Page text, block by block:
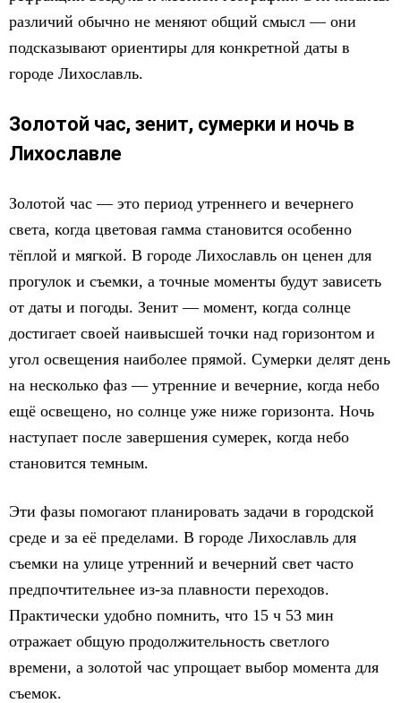
различий обычно не меняют общий смысл — они
подсказывают ориентиры для конкретной даты в
городе Лихославль.
Золотой час, зенит, сумерки и ночь в
Лихославле
Золотой час — это период утреннего и вечернего
света, когда цветовая гамма становится особенно
тёплой и мягкой. В городе Лихославль он ценен для
прогулок и съемки, а точные моменты будут зависеть
от даты и погоды. Зенит — момент, когда солнце
достигает своей наивысшей точки над горизонтом и
угол освещения наиболее прямой. Сумерки делят день
на несколько фаз — утренние и вечерние, когда небо
ещё освещено, но солнце уже ниже горизонта. Ночь
наступает после завершения сумерек, когда небо
становится темным.
Эти фазы помогают планировать задачи в городской
среде и за её пределами. В городе Лихославль для
съемки на улице утренний и вечерний свет часто
предпочтительнее из-за плавности переходов.
Практически удобно помнить, что 15 ч 53 мин
отражает общую продолжительность светлого
времени, а золотой час упрощает выбор момента для
съемок.